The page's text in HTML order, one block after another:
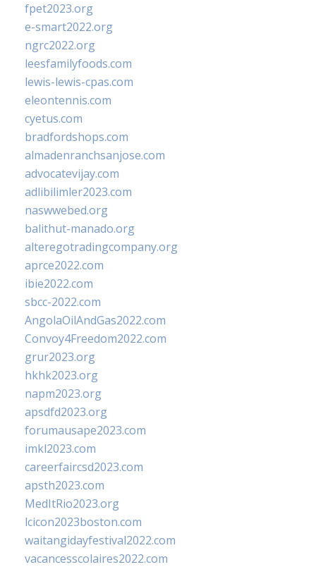
fpet2023.org
e-smart2022.org
ngrc2022.org
leesfamilyfoods.com
lewis-lewis-cpas.com
eleontennis.com
cyetus.com
bradfordshops.com
almadenranchsanjose.com
advocatevijay.com
adlibilimler2023.com
naswwebed.org
balithut-manado.org
alteregotradingcompany.org
aprce2022.com
ibie2022.com
sbcc-2022.com
AngolaOilAndGas2022.com
Convoy4Freedom2022.com
grur2023.org
hkhk2023.org
napm2023.org
apsdfd2023.org
forumausape2023.com
imkl2023.com
careerfaircsd2023.com
apsth2023.com
MedItRio2023.org
lcicon2023boston.com
waitangidayfestival2022.com
vacancesscolaires2022.com